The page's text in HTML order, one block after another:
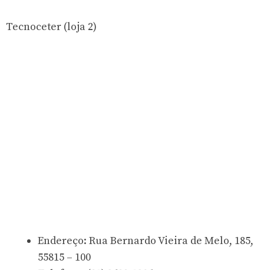
Tecnoceter (loja 2)
Endereço: Rua Bernardo Vieira de Melo, 185,
55815 – 100